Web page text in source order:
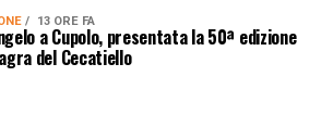
13 ORE FA
a Cupolo, presentata la 50ª edizione
del Cecatiello